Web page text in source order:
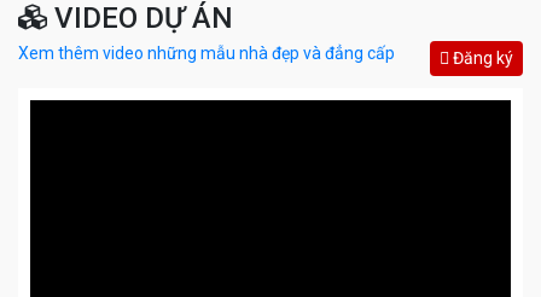
VIDEO DỰ ÁN
Xem thêm video những mẫu nhà đẹp và đẳng cấp Đăng ký